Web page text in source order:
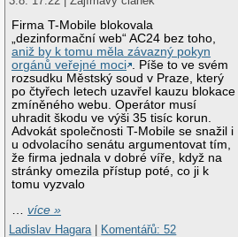
Firma T-Mobile blokovala
„dezinformační web“ AC24 bez toho,
aniž by k tomu měla závazný pokyn
orgánů veřejné moci . Píše to ve svém
rozsudku Městský soud v Praze, který
po čtyřech letech uzavřel kauzu blokace
zmíněného webu. Operátor musí
uhradit škodu ve výši 35 tisíc korun.
Advokát společnosti T-Mobile se snažil i
u odvolacího senátu argumentovat tím,
že firma jednala v dobré víře, když na
stránky omezila přístup poté, co ji k
tomu vyzvalo
…více »
Ladislav Hagara | Komentářů: 52